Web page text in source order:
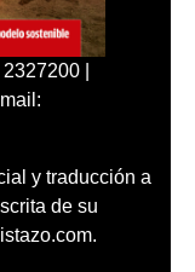
|
y traducción a
de su